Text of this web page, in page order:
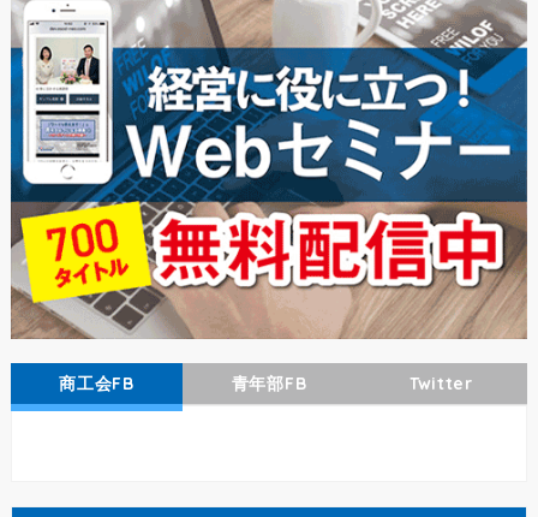
商工会FB 青年部FB Twitter